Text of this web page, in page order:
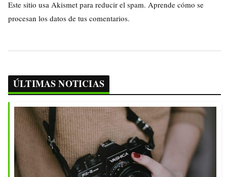
Este sitio usa Akismet para reducir el spam. Aprende cómo se
procesan los datos de tus comentarios.
ÚLTIMAS NOTICIAS